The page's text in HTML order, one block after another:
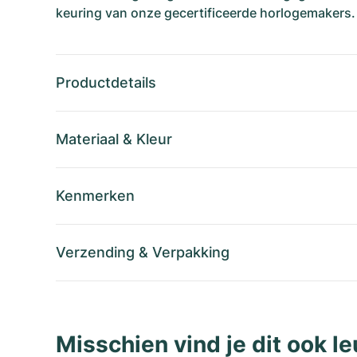
keuring van onze gecertificeerde horlogemakers.
Productdetails
Materiaal & Kleur
Kenmerken
Verzending & Verpakking
Misschien vind je dit ook